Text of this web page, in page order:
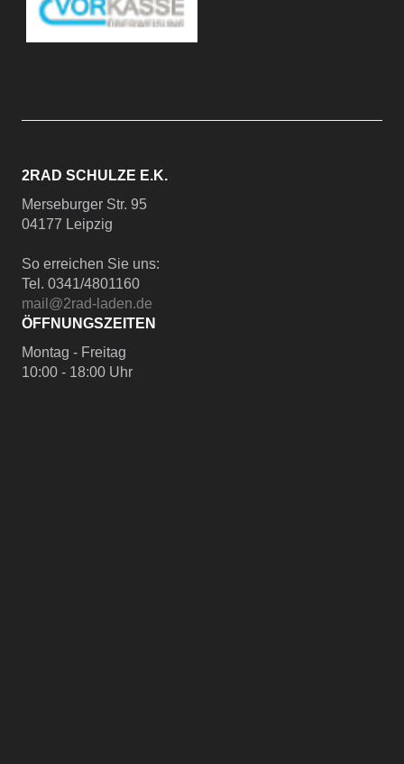
2RAD SCHULZE E.K.
Merseburger Str. 95
04177 Leipzig
So erreichen Sie uns:
Tel. 0341/4801160
mail@2rad-laden.de
ÖFFNUNGSZEITEN
Montag - Freitag
10:00 - 18:00 Uhr